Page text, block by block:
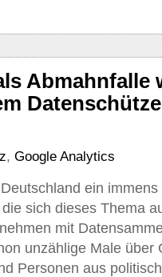
Abmahnfalle
, Google Analytics
ein
sich dieses Thema
mit
unzählige Male über
Personen aus